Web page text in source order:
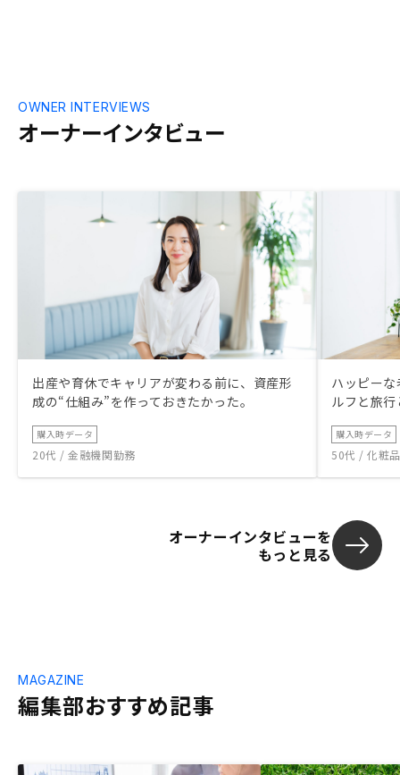
オーナーインタビュー
OWNER INTERVIEWS
出産や育休でキャリアが変わる前に、資産形
成の“仕組み”を作っておきたかった。
購入時データ
20代 / 金融機関勤務
ハッピー
ルフと旅
購入時データ
50代 / 化粧
オーナーインタビューを
もっと見る
編集部おすすめ記事
MAGAZINE